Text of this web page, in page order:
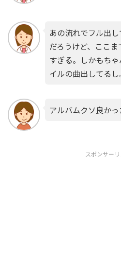
あの流れでフル出
だろうけど、ここ
すぎる。しかもち
イルの曲出してるし
アルバムクソ良かっ
スポンサー